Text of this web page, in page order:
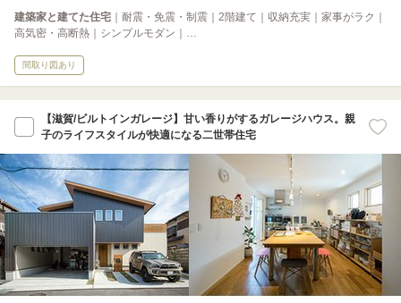
建築家と建てた住宅 ｜耐震・免震・制震｜2階建て｜収納充実｜家事がラク｜
高気密・高断熱｜シンプルモダン｜…
間取り図あり
【滋賀/ビルトインガレージ】甘い香りがするガレージハウス。親
子のライフスタイルが快適になる二世帯住宅